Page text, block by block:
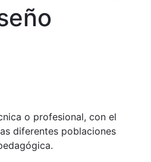
o profesional, con el
diferentes poblaciones